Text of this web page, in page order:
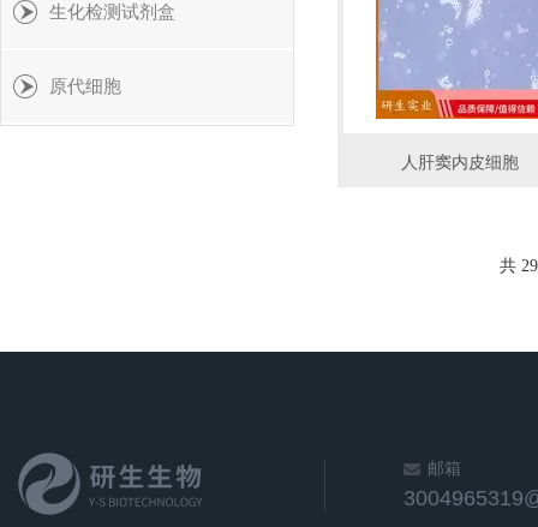
生化检测试剂盒
原代细胞
人肝窦内皮细胞
共
邮箱